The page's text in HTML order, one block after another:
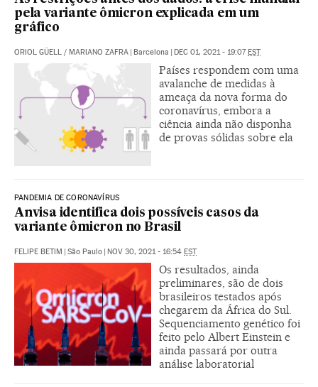
pela variante ômicron explicada em um
gráfico
ORIOL GÜELL / MARIANO ZAFRA | Barcelona | DEC 01, 2021 - 19:07EST
Países respondem com uma
avalanche de medidas à
ameaça da nova forma do
coronavírus, embora a
ciência ainda não disponha
de provas sólidas sobre ela
PANDEMIA DE CORONAVÍRUS
Anvisa identifica dois possíveis casos da
variante ômicron no Brasil
FELIPE BETIM | São Paulo | NOV 30, 2021 - 16:54 EST
Os resultados, ainda
preliminares, são de dois
brasileiros testados após
chegarem da África do Sul.
Sequenciamento genético foi
feito pelo Albert Einstein e
ainda passará por outra
análise laboratorial